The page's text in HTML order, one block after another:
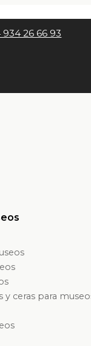
934 26 66 93
y ceras para